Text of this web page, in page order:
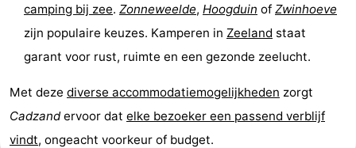
camping bij zee. Zonneweelde, Hoogduin of Zwinhoeve
zijn populaire keuzes. Kamperen in Zeeland staat
garant voor rust, ruimte en een gezonde zeelucht.
Met deze diverse accommodatiemogelijkheden zorgt
Cadzandervoor dat elke bezoeker een passend verblijf
vindt, ongeacht voorkeur of budget.